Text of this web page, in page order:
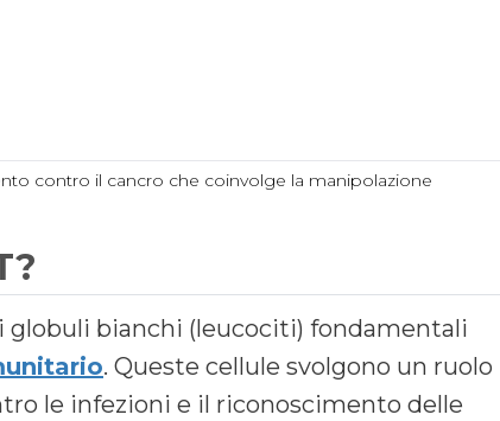
contro il cancro che coinvolge la manipolazione
globuli bianchi (leucociti) fondamentali
. Queste cellule svolgono un ruolo
le infezioni e il riconoscimento delle